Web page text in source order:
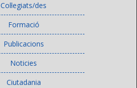
Col·legiats/des
Formació
Publicacions
Noticies
Ciutadania